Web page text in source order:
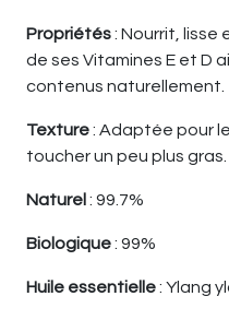
Propriétés: Nourrit, lisse
de ses Vitamines E et D
contenus naturellement.
Texture: Adaptée pour
toucher un peu plus gras.
Naturel: 99.7%
Biologique: 99%
Huile essentielle: Ylang